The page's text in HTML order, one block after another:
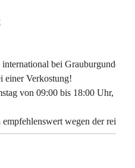
international bei Grauburgunder
einer Verkostung!
von 09:00 bis 18:00 Uhr,
wegen der